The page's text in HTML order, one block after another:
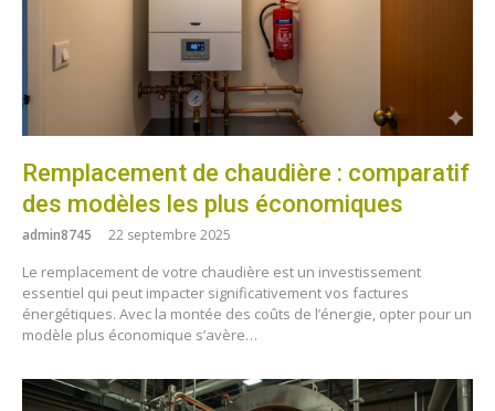
Remplacement de chaudière : comparatif
des modèles les plus économiques
admin8745 22 septembre 2025
Le remplacement de votre chaudière est un investissement
essentiel qui peut impacter significativement vos factures
énergétiques. Avec la montée des coûts de l’énergie, opter pour un
modèle plus économique s’avère…